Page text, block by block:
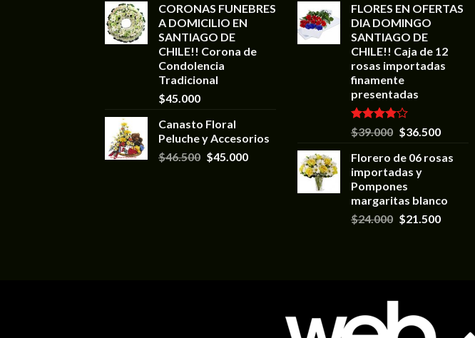
CORONAS FUNEBRES
A DOMICILIO EN
SANTIAGO DE
CHILE!! Corona de
Condolencia
Tradicional
$45.000
Canasto Floral
Peluche y Accesorios
$46.500 $45.000
FLORES EN OFERTAS
DIA DOMINGO
SANTIAGO DE
CHILE!! Caja de 12
rosas importadas
finamente
presentadas
Valorado
en
de 5
$39.000 $36.500
Florero de 06 rosas
importadas y
Pompones
margaritas blanco
$24.000 $21.500